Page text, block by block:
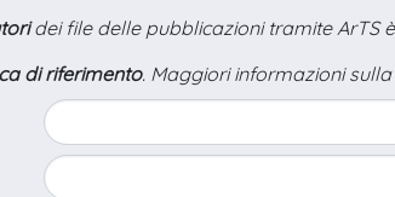
dei file delle pubblicazioni tramite ArTS
di riferimento. Maggiori informazioni